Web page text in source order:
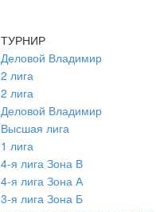
ТУРНИР
Деловой Владимир
2 лига
2 лига
Деловой Владимир
Высшая лига
1 лига
4-я лига Зона В
4-я лига Зона А
3-я лига Зона Б